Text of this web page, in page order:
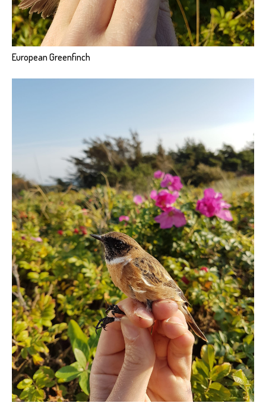
European Greenfinch